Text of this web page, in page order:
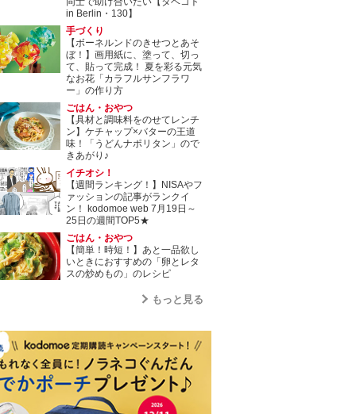
in Berlin・130】
手づくり
【ボーネルンドのきせつとあそ
ぼ！】画用紙に、塗って、切っ
て、貼って完成！ 夏を彩る元気
なお花「カラフルサンフラワ
ー」の作り方
ごはん・おやつ
【具材と調味料をのせてレンチ
ン】ケチャップ×バターの王道
味！「うどんナポリタン」ので
きあがり♪
イチオシ！
【週間ランキング！】NISAやフ
ァッションの記事がランクイ
ン！ kodomoe web 7月19日～
25日の週間TOP5★
ごはん・おやつ
【簡単！時短！】あと一品欲し
いときにおすすめの「卵とレタ
スの炒めもの」のレシピ
もっと見る